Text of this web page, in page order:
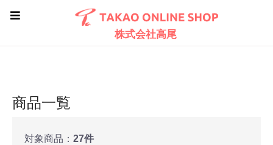
株式会社高尾
商品一覧
対象商品： 27件